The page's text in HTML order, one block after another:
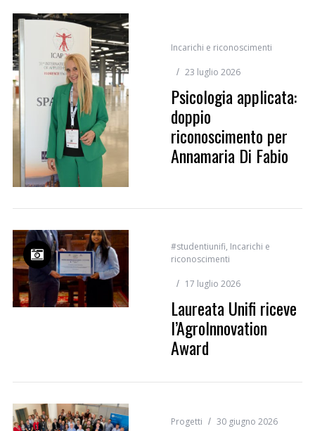
Incarichi e riconoscimenti
23 luglio 2026
Psicologia applicata:
doppio
riconoscimento per
Annamaria Di Fabio
#studentiunifi, Incarichi e
riconoscimenti
17 luglio 2026
Laureata Unifi riceve
l’AgroInnovation
Award
Progetti 30 giugno 2026